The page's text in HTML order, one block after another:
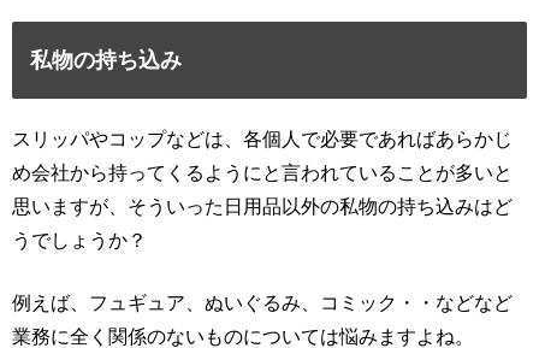
私物の持ち込み
スリッパやコップなどは、各個人で必要であればあらかじ
め会社から持ってくるようにと言われていることが多いと
思いますが、そういった日用品以外の私物の持ち込みはど
うでしょうか？
例えば、フュギュア、ぬいぐるみ、コミック・・などなど
業務に全く関係のないものについては悩みますよね。